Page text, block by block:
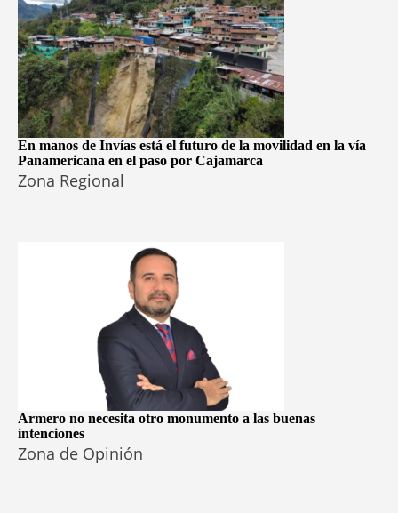
En manos de Invías está el futuro de la movilidad en la vía
Panamericana en el paso por Cajamarca
Zona Regional
Armero no necesita otro monumento a las buenas
intenciones
Zona de Opinión